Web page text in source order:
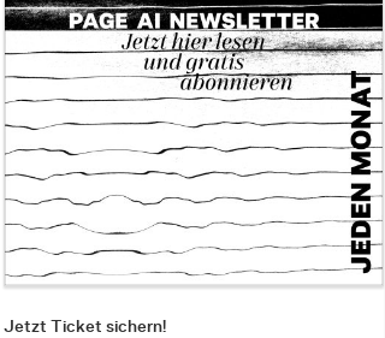
Jetzt Ticket sichern!